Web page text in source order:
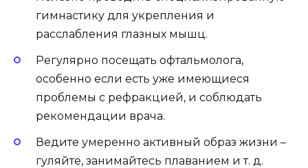
гимнастику для укрепления и
расслабления глазных мышц.
Регулярно посещать офтальмолога,
особенно если есть уже имеющиеся
проблемы с рефракцией, и соблюдать
рекомендации врача.
Ведите умеренно активный образ жизни –
гуляйте, занимайтесь плаванием и т. д.